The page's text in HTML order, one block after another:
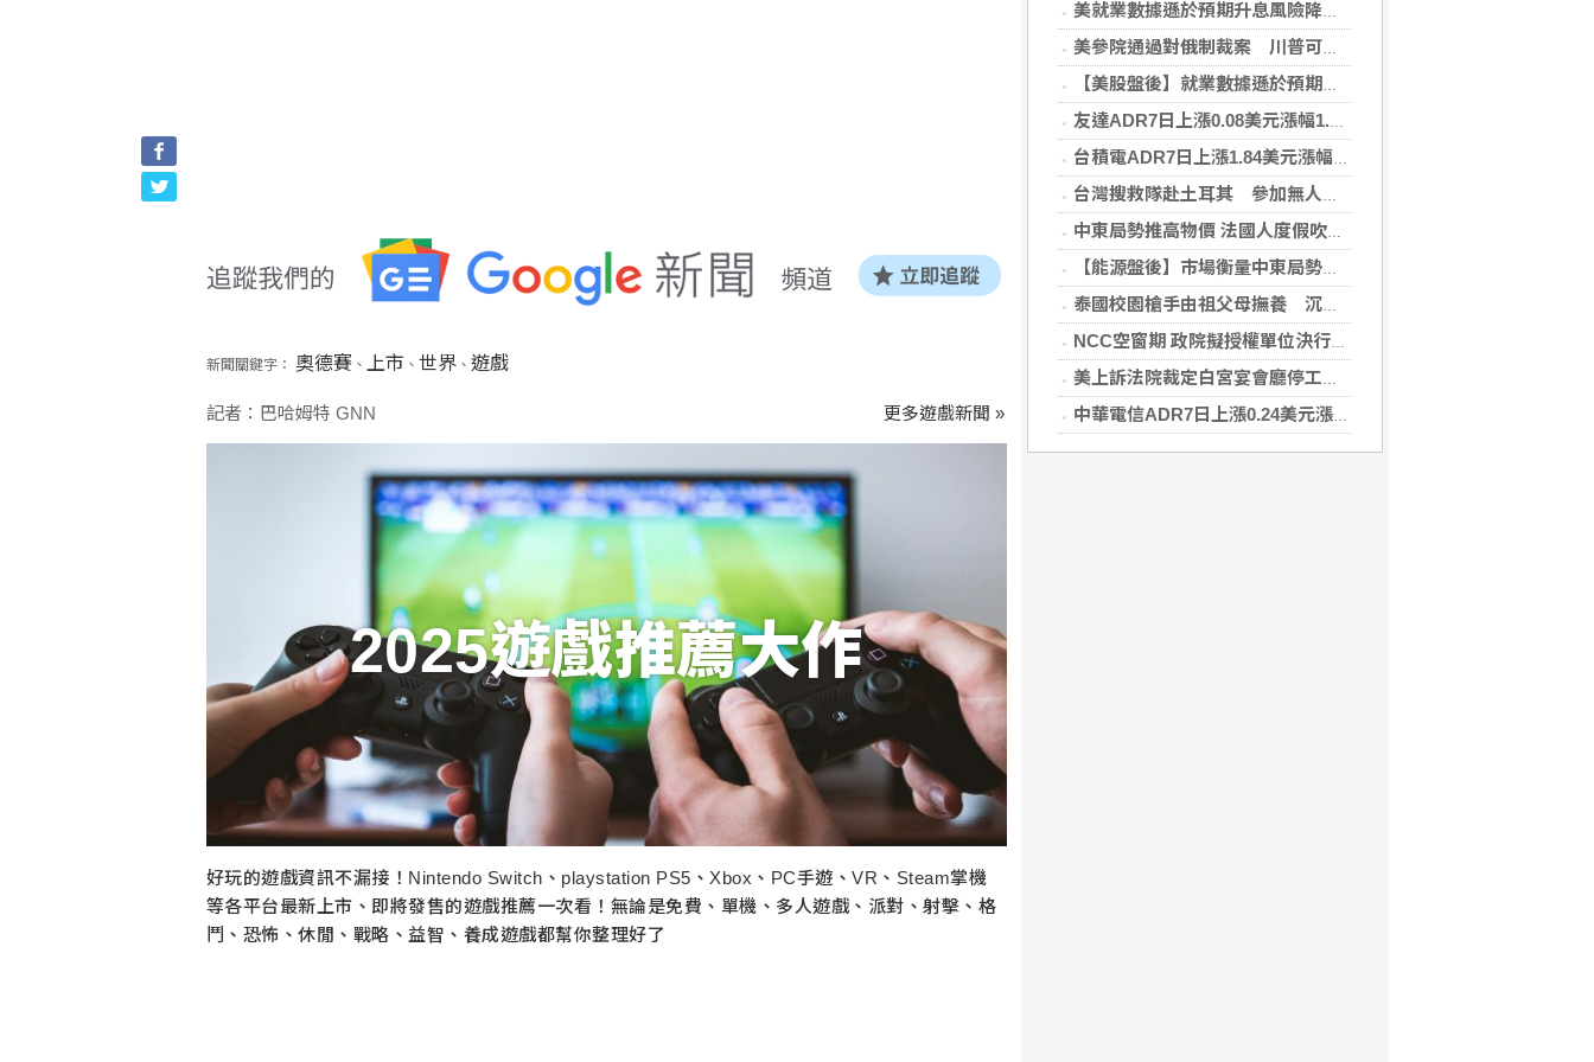
美就業數據遜於預期升息風險降低 美股收紅
美參院通過對俄制裁案 川普可課俄商品最高500%關稅
【美股盤後】就業數據遜於預期升息風險降 收紅
友達ADR7日上漲0.08美元漲幅1.06%折台股24.70元
台積電ADR7日上漲1.84美元漲幅0.44%折台股2712.45元
台灣搜救隊赴土耳其 參加無人機整合激流救援訓練
中東局勢推高物價 法國人度假吹起「平價風」
【能源盤後】市場衡量中東局勢 油價走高
泰國校園槍手由祖父母撫養 沉默少友案發前疑遭霸凌
NCC空窗期 政院擬授權單位決行藍牙器材等業務
美上訴法院裁定白宮宴會廳停工 川普誓言上訴最高院
中華電信ADR7日上漲0.24美元漲幅0.57%折台股137.29元
新聞關鍵字： 奧德賽 、 上市 、 世界、 遊戲
記者：巴哈姆特 GNN 更多遊戲新聞 »
2025遊戲推薦大作
好玩的遊戲資訊不漏接！Nintendo Switch、playstation PS5、Xbox、PC手遊、VR、Steam掌機
等各平台最新上市、即將發售的遊戲推薦一次看！無論是免費、單機、多人遊戲、派對、射擊、格
鬥、恐怖、休閒、戰略、益智、養成遊戲都幫你整理好了